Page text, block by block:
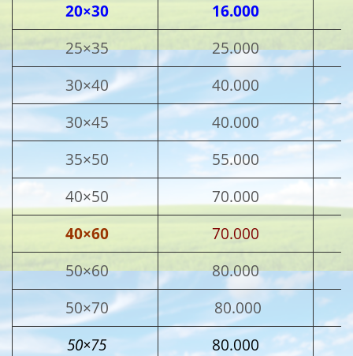
20×30
16.000
25×35
25.000
30×40
40.000
30×45
40.000
35×50
55.000
40×50
70.000
40×60
70.000
50×60
80.000
50×70
80.000
50×75
80.000